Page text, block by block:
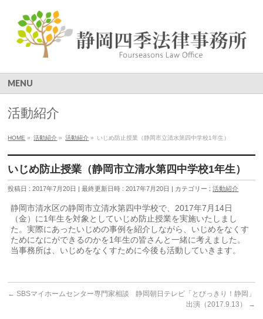
MENU
活動紹介
HOME » 活動紹介 » 活動紹介 » いじめ防止授業（静岡市立清水第四中学校1年生）
いじめ防止授業（静岡市立清水第四中学校1年生）
投稿日 : 2017年7月20日 最終更新日時 : 2017年7月20日 カテゴリー :活動紹介
静岡市清水区の静岡市立清水第四中学校で、2017年7月14日
（金）に1年生を対象としていじめ防止授業を実施いたしまし
た。実際にあったいじめの事例を紹介しながら、いじめをなくす
ためになにができるのかを1年生の皆さんと一緒に考えました。
当事務所は、いじめをなくすために今後も活動していきます。
← SBSマイホームセンター専門家相談
静岡朝日テレビ「とびっきり！静岡」
出演（2017.9.13）
→